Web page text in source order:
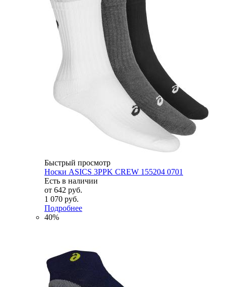
Быстрый просмотр
Носки ASICS 3PPK CREW 155204 0701
Есть в наличии
от 642 руб.
1 070 руб.
Подробнее
40%